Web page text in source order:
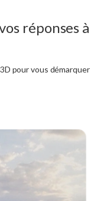
réponses à
pour vous démarquer